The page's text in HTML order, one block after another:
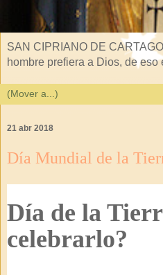
SAN CIPRIANO DE
hombre prefiera a Dios, de eso
21 abr 2018
Día Mundial de la
Día de la
celebrarlo?